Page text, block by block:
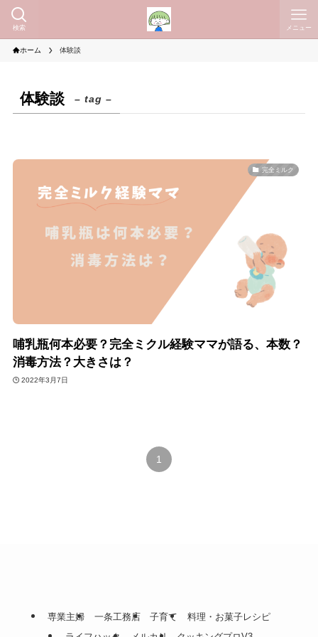
検索 メニュー
ホーム 体験談
体験談 – tag –
完全ミルク
哺乳瓶何本必要？完全ミクル経験ママが語る、本数？
消毒方法？大きさは？
2022年3月7日
1
専業主婦 一条工務店 子育て
料理・お菓子レシピ